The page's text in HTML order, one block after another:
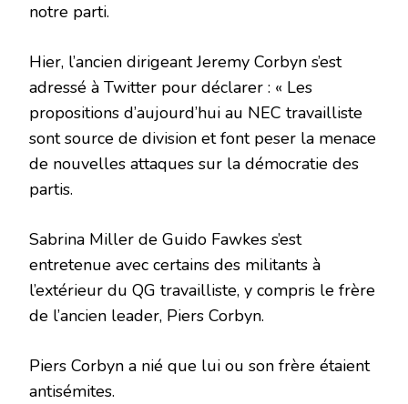
notre parti.
Hier, l’ancien dirigeant Jeremy Corbyn s’est
adressé à Twitter pour déclarer : « Les
propositions d’aujourd’hui au NEC travailliste
sont source de division et font peser la menace
de nouvelles attaques sur la démocratie des
partis.
Sabrina Miller de Guido Fawkes s’est
entretenue avec certains des militants à
l’extérieur du QG travailliste, y compris le frère
de l’ancien leader, Piers Corbyn.
Piers Corbyn a nié que lui ou son frère étaient
antisémites.